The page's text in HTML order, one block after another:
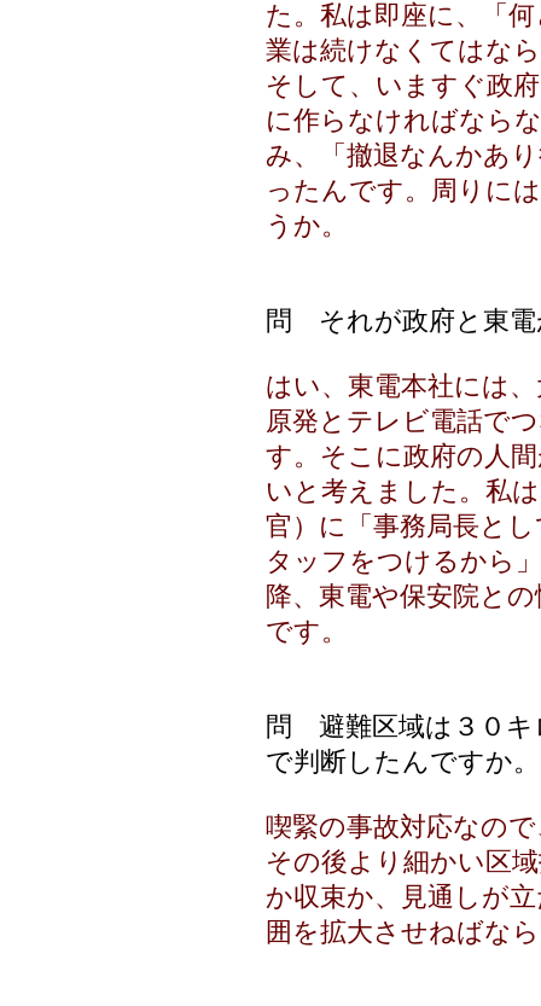
た。私は即座に、「
業は続けなくてはな
そして、いますぐ政
に作らなければなら
み、「撤退なんかあ
ったんです。周りに
うか。
問 それが政府と東電
はい、東電本社には
原発とテレビ電話で
す。そこに政府の人
いと考えました。私
官）に「事務局長と
タッフをつけるから
降、東電や保安院と
です。
問 避難区域は３０キ
で判断したんですか。
喫緊の事故対応なの
その後より細かい区
か収束か、見通しが
囲を拡大させねばな